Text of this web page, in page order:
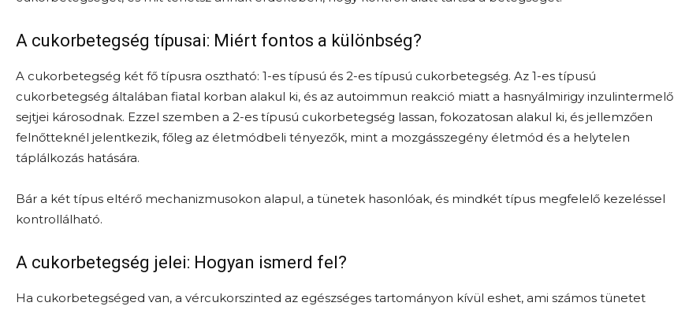
A cukorbetegség típusai: Miért fontos a különbség?
A cukorbetegség két fő típusra osztható: 1-es típusú és 2-es típusú cukorbetegség. Az 1-es típusú
cukorbetegség általában fiatal korban alakul ki, és az autoimmun reakció miatt a hasnyálmirigy inzulintermelő
sejtjei károsodnak. Ezzel szemben a 2-es típusú cukorbetegség lassan, fokozatosan alakul ki, és jellemzően
felnőtteknél jelentkezik, főleg az életmódbeli tényezők, mint a mozgásszegény életmód és a helytelen
táplálkozás hatására.
Bár a két típus eltérő mechanizmusokon alapul, a tünetek hasonlóak, és mindkét típus megfelelő kezeléssel
kontrollálható.
A cukorbetegség jelei: Hogyan ismerd fel?
Ha cukorbetegséged van, a vércukorszinted az egészséges tartományon kívül eshet, ami számos tünetet